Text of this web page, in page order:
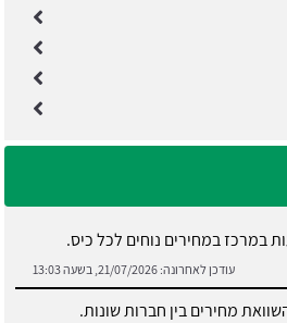
במרכז במחירים נוחים לכל כיס.
עודכן לאחרונה: 21/07/2026, בשעה 13:03
מחירים בין חברות שונות.